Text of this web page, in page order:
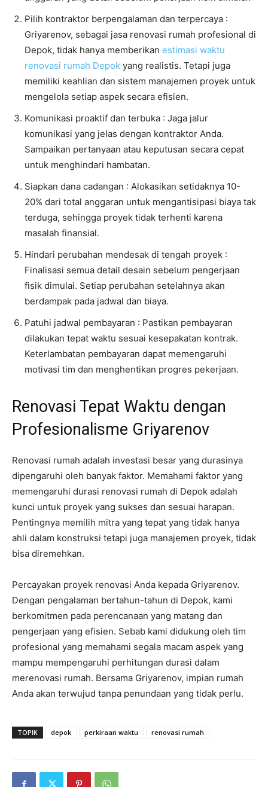
Pilih kontraktor berpengalaman dan terpercaya :
Griyarenov, sebagai jasa renovasi rumah profesional di
Depok, tidak hanya memberikan estimasi waktu
renovasi rumah Depok yang realistis. Tetapi juga
memiliki keahlian dan sistem manajemen proyek untuk
mengelola setiap aspek secara efisien.
Komunikasi proaktif dan terbuka : Jaga jalur
komunikasi yang jelas dengan kontraktor Anda.
Sampaikan pertanyaan atau keputusan secara cepat
untuk menghindari hambatan.
Siapkan dana cadangan : Alokasikan setidaknya 10-
20% dari total anggaran untuk mengantisipasi biaya tak
terduga, sehingga proyek tidak terhenti karena
masalah finansial.
Hindari perubahan mendesak di tengah proyek :
Finalisasi semua detail desain sebelum pengerjaan
fisik dimulai. Setiap perubahan setelahnya akan
berdampak pada jadwal dan biaya.
Patuhi jadwal pembayaran : Pastikan pembayaran
dilakukan tepat waktu sesuai kesepakatan kontrak.
Keterlambatan pembayaran dapat memengaruhi
motivasi tim dan menghentikan progres pekerjaan.
Renovasi Tepat Waktu dengan
Profesionalisme Griyarenov
Renovasi rumah adalah investasi besar yang durasinya
dipengaruhi oleh banyak faktor. Memahami faktor yang
memengaruhi durasi renovasi rumah di Depok adalah
kunci untuk proyek yang sukses dan sesuai harapan.
Pentingnya memilih mitra yang tepat yang tidak hanya
ahli dalam konstruksi tetapi juga manajemen proyek, tidak
bisa diremehkan.
Percayakan proyek renovasi Anda kepada Griyarenov.
Dengan pengalaman bertahun-tahun di Depok, kami
berkomitmen pada perencanaan yang matang dan
pengerjaan yang efisien. Sebab kami didukung oleh tim
profesional yang memahami segala macam aspek yang
mampu mempengaruhi perhitungan durasi dalam
merenovasi rumah. Bersama Griyarenov, impian rumah
Anda akan terwujud tanpa penundaan yang tidak perlu.
TOPIK depok perkiraan waktu renovasi rumah